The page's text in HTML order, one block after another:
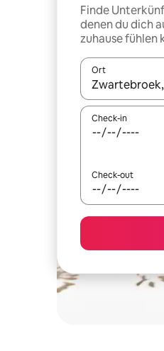
Finde
denen du dich
zuhause fühlen
Ort
Wenn
Check-in
Check-out